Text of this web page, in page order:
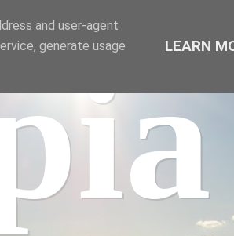
and user-agent
generate usage
LEARN